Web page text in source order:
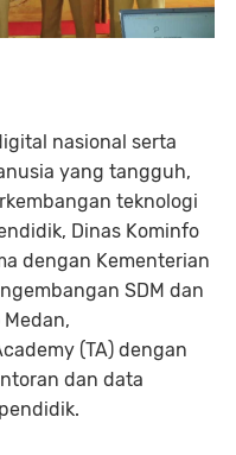
nasional serta
yang tangguh,
teknologi
Dinas Kominfo
dengan Kementerian
SDM dan
(TA) dengan
dan data